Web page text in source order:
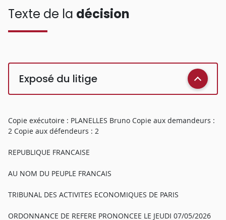
Texte de la décision
Exposé du litige
Copie exécutoire : PLANELLES Bruno Copie aux demandeurs :
2 Copie aux défendeurs : 2
REPUBLIQUE FRANCAISE
AU NOM DU PEUPLE FRANCAIS
TRIBUNAL DES ACTIVITES ECONOMIQUES DE PARIS
ORDONNANCE DE REFERE PRONONCEE LE JEUDI 07/05/2026